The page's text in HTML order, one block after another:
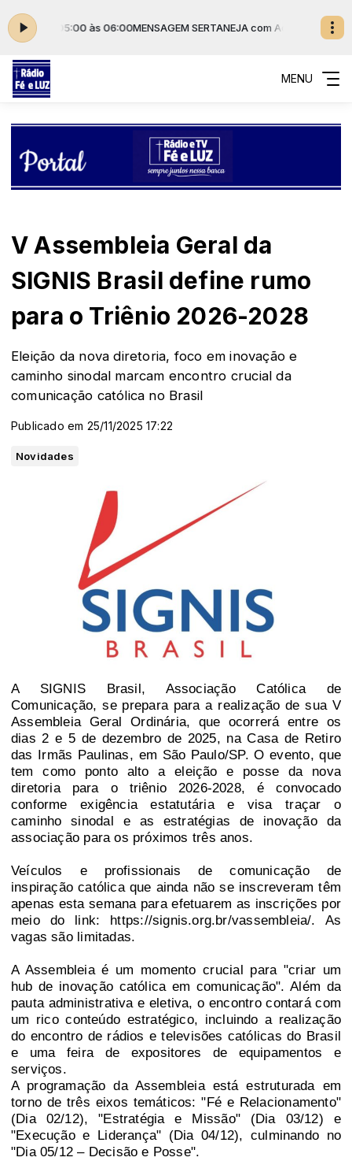
das 05:00 às 06:00MENSAGEM SERTANEJA com Adriana Gil das
MENU
V Assembleia Geral da
SIGNIS Brasil define rumo
para o Triênio 2026-2028
Eleição da nova diretoria, foco em inovação e
caminho sinodal marcam encontro crucial da
comunicação católica no Brasil
Publicado em 25/11/2025 17:22
Novidades
A SIGNIS Brasil, Associação Católica de
Comunicação, se prepara para a realização de sua V
Assembleia Geral Ordinária, que ocorrerá entre os
dias 2 e 5 de dezembro de 2025, na Casa de Retiro
das Irmãs Paulinas, em São Paulo/SP. O evento, que
tem como ponto alto a eleição e posse da nova
diretoria para o triênio 2026-2028, é convocado
conforme exigência estatutária e visa traçar o
caminho sinodal e as estratégias de inovação da
associação para os próximos três anos.
Veículos e profissionais de comunicação de
inspiração católica que ainda não se inscreveram têm
apenas esta semana para efetuarem as inscrições por
meio do link: https://signis.org.br/vassembleia/. As
vagas são limitadas.
A Assembleia é um momento crucial para "criar um
hub de inovação católica em comunicação". Além da
pauta administrativa e eletiva, o encontro contará com
um rico conteúdo estratégico, incluindo a realização
do encontro de rádios e televisões católicas do Brasil
e uma feira de expositores de equipamentos e
serviços.
A programação da Assembleia está estruturada em
torno de três eixos temáticos: "Fé e Relacionamento"
(Dia 02/12), "Estratégia e Missão" (Dia 03/12) e
"Execução e Liderança" (Dia 04/12), culminando no
"Dia 05/12 – Decisão e Posse".